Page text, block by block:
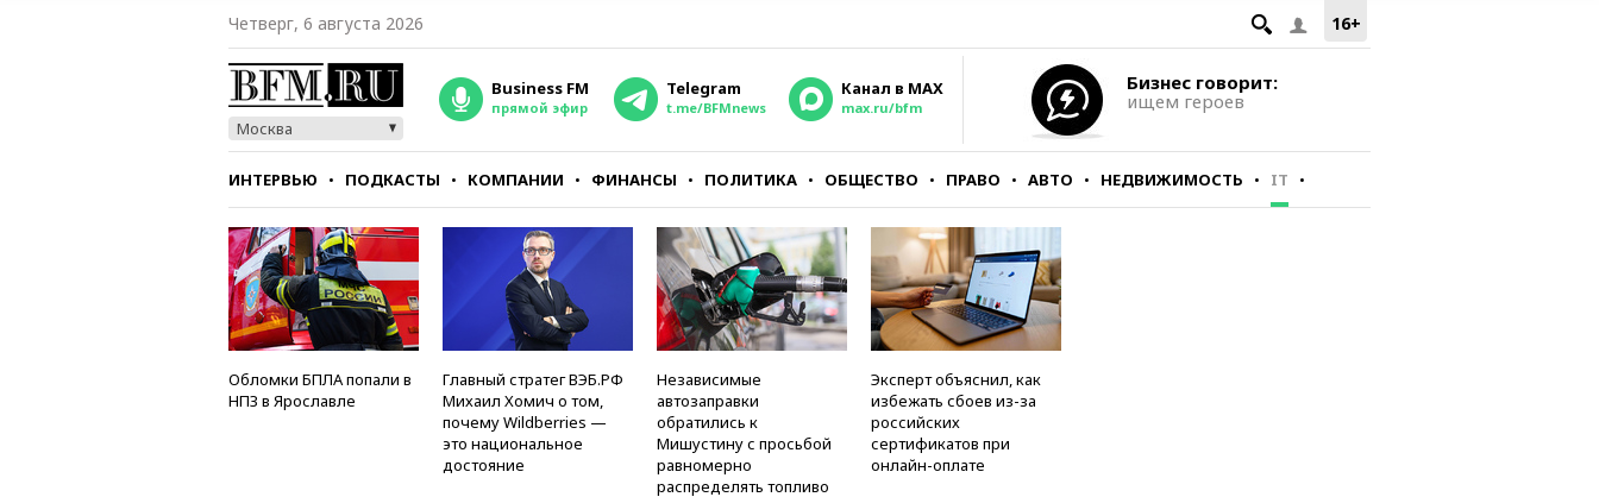
16+
Четверг, 6 августа 2026
Москва
Business FM
прямой эфир
Telegram
t.me/BFMnews
Канал в MAX
max.ru/bfm
Бизнес говорит:
ищем героев
ИНТЕРВЬЮ ПОДКАСТЫ КОМПАНИИ ФИНАНСЫ ПОЛИТИКА ОБЩЕСТВО ПРАВО АВТО НЕДВИЖИМОСТЬ IT
СТИЛЬ ТЕСТЫ
Обломки БПЛА попали в
НПЗ в Ярославле
Главный стратег ВЭБ.РФ
Михаил Хомич о том,
почему Wildberries —
это национальное
достояние
Независимые
автозаправки
обратились к
Мишустину с просьбой
равномерно
распределять топливо
Эксперт объяснил, как
избежать сбоев из-за
российских
сертификатов при
онлайн-оплате